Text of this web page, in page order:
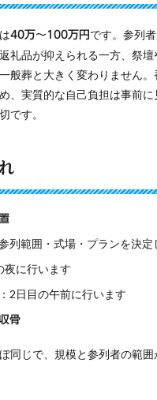
40万〜100万円 です。参列
礼品が抑えられる一方、祭壇
般葬と大きく変わりません。
、実質的な自己負担は事前に
です。
参列範囲・式場・プランを決定
夜に行います
：2日目の午前に行います
骨
同じで、規模と参列者の範囲